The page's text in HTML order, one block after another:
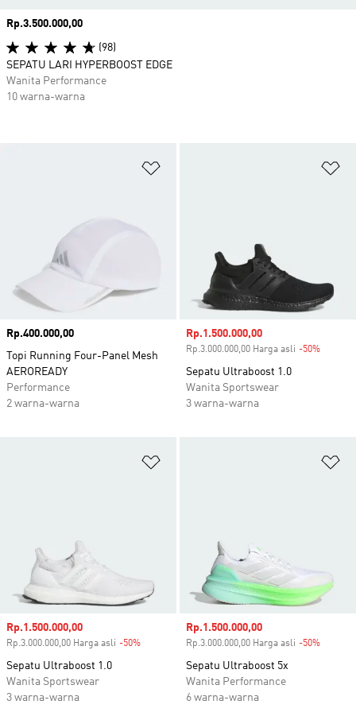
Harga
Rp.400.000,00
Topi Running Four-Panel Mesh
AEROREADY
Performance
2 warna-warna
Harga penjualan
Rp.1.500.000,00
Rp.3.000.000,00 Harga asli -50%
Sepatu Ultraboost 1.0
Wanita Sportswear
3 warna-warna
Harga penjualan
Rp.1.500.000,00
Rp.3.000.000,00 Harga asli -50%
Sepatu Ultraboost 1.0
Wanita Sportswear
3 warna-warna
Harga penjualan
Rp.1.500.000,00
Rp.3.000.000,00 Harga asli -50%
Sepatu Ultraboost 5x
Wanita Performance
6 warna-warna
Harga
Rp.3.500.000,00
(98)
SEPATU LARI HYPERBOOST EDGE
Wanita Performance
10 warna-warna